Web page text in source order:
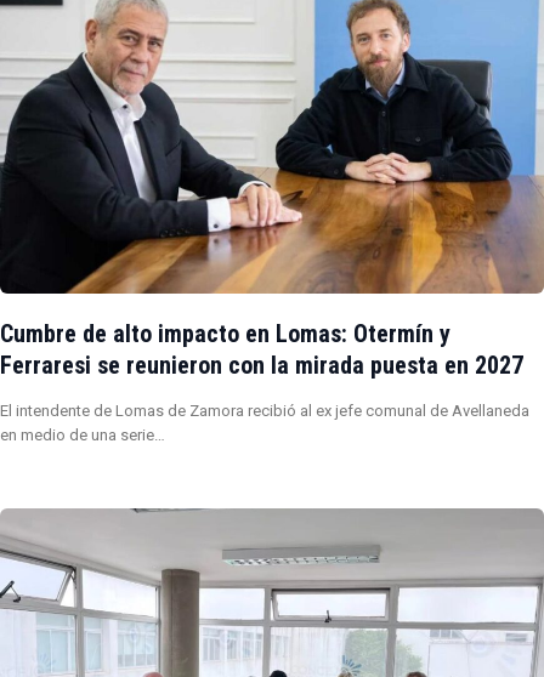
Cumbre de alto impacto en Lomas: Otermín y
Ferraresi se reunieron con la mirada puesta en 2027
El intendente de Lomas de Zamora recibió al ex jefe comunal de Avellaneda
en medio de una serie…